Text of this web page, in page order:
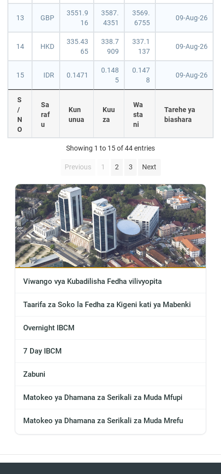
13 GBP
3551.9
16
3587.
4351
3569.
6755
09-Aug-26
14 HKD
335.43
65
338.7
909
337.1
137
09-Aug-26
15 IDR 0.1471
0.148
5
0.147
8
09-Aug-26
S
/
N
O
Sa
raf
u
Kun
unua
Kuu
za
Wa
sta
ni
Tarehe ya
biashara
Showing 1 to 15 of 44 entries
Previous 1 2 3 Next
Viwango vya Kubadilisha Fedha vilivyopita
Taarifa za Soko la Fedha za Kigeni kati ya Mabenki
Overnight IBCM
7 Day IBCM
Zabuni
Matokeo ya Dhamana za Serikali za Muda Mfupi
Matokeo ya Dhamana za Serikali za Muda Mrefu